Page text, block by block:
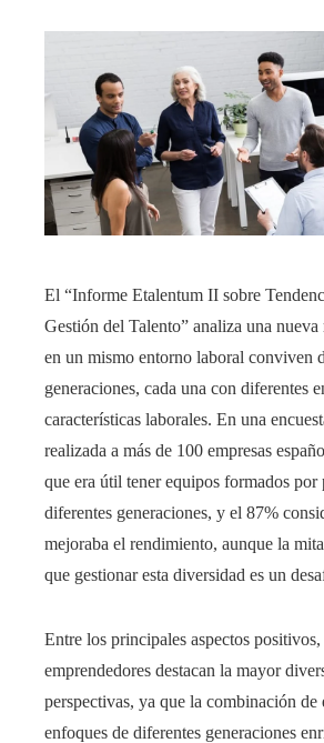
El “Informe Etalentum II sobre
Gestión del Talento” analiza una
en un mismo entorno laboral conviven
generaciones, cada una con diferentes
características laborales. En una
realizada a más de 100 empresas
que era útil tener equipos formados por
diferentes generaciones, y el 87%
mejoraba el rendimiento, aunque la
que gestionar esta diversidad es un
Entre los principales aspectos
emprendedores destacan la mayor
perspectivas, ya que la combinación de
enfoques de diferentes generaciones